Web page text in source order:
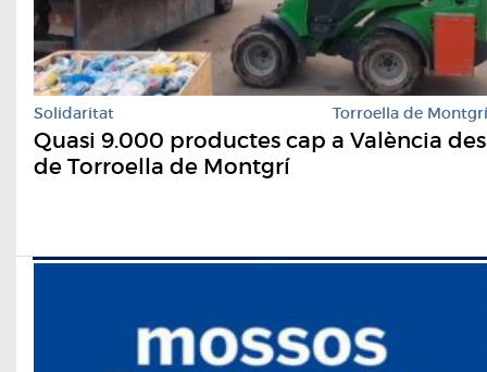
Solidaritat Torroella de Montgrí
Quasi 9.000 productes cap a València des
de Torroella de Montgrí